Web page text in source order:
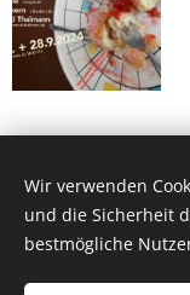
Wir verwenden
und die Sicherheit
bestmögliche